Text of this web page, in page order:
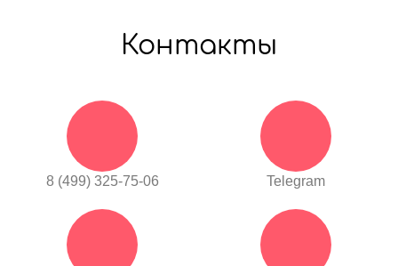
Контакты
8 (499) 325-75-06 Telegram